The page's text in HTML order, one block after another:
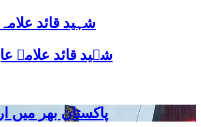
شہید قائد
شہید قائد علامہ عارف حسین الحسینیؒ کی 38ویں
پاکستان بھر میں اربعین حسینی 2026 عقیدت، اتحاد اور جوش و جذبے